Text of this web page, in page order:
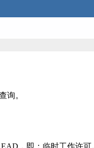
询。
，即：临时工作许